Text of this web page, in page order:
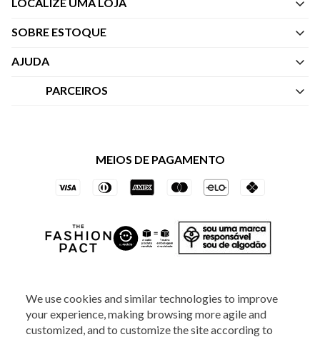
We use cookies and similar technologies to improve
your experience, making browsing more agile and
customized, and to customize the site according to
SOBRE ESTOQUE
Quem Somos
AJUDA
Central de Atendimento
Trocas e Devoluções
PARCEIROS
Vai de Visa
Azul Fidelidade
MEIOS DE PAGAMENTO